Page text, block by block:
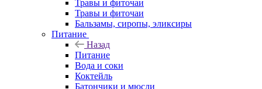
Травы и фиточаи
Травы и фиточаи
Бальзамы, сиропы, эликсиры
Питание
Назад
Питание
Вода и соки
Коктейль
Батончики и мюсли